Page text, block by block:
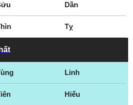
Dần
Tỵ
Linh
Hiếu